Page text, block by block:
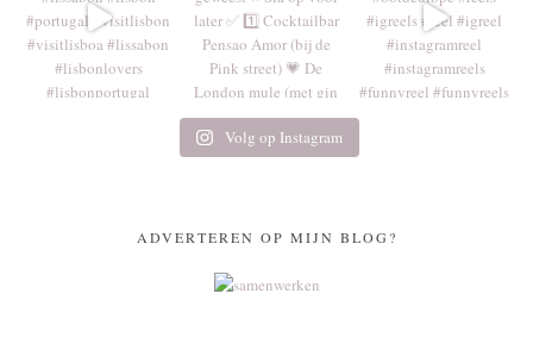
Volg op Instagram
ADVERTEREN OP MIJN BLOG?